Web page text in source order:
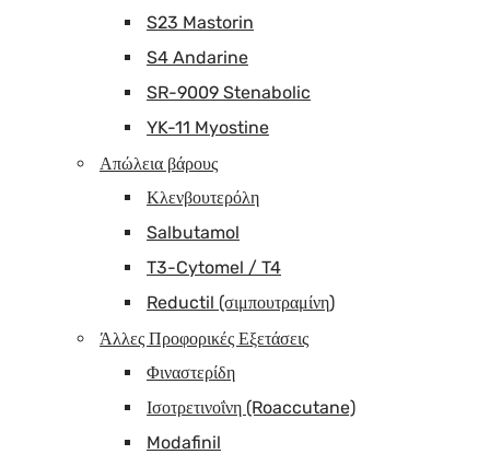
S23 Mastorin
S4 Andarine
SR-9009 Stenabolic
YK-11 Myostine
Απώλεια βάρους
Κλενβουτερόλη
Salbutamol
T3-Cytomel / T4
Reductil (σιμπουτραμίνη)
Άλλες Προφορικές Εξετάσεις
Φιναστερίδη
Ισοτρετινοΐνη (Roaccutane)
Modafinil